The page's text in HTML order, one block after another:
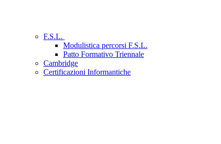
F.S.L.
Modulistica percorsi F.S.L.
Patto Formativo Triennale
Cambridge
Certificazioni Informantiche